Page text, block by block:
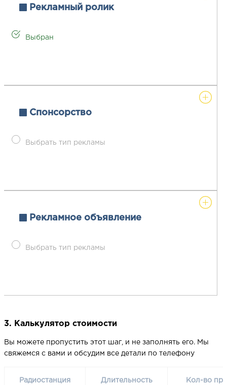
Рекламный ролик
Выбран
Спонсорство
Выбрать тип рекламы
Рекламное объявление
Выбрать тип рекламы
3. Калькулятор стоимости
Вы можете пропустить этот шаг, и не заполнять его. Мы
свяжемся с вами и обсудим все детали по телефону
Радиостанция Длительность Кол-во